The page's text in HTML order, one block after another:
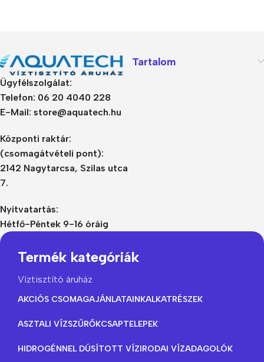
Ügyfélszolgálat:
Telefon: 06 20 4040 228
E-Mail: store@aquatech.hu
Központi raktár:
(csomagátvételi pont):
2142 Nagytarcsa, Szilas utca
7.
Nyitvatartás:
Hétfő-Péntek 9-16 óráig
Tartalom
Termék kategóriák
Víztisztító áruház
AKCIÓS CSOMAGAJÁNLATAINKALKATRÉSZEK
ASZTALI VÍZSZŰRŐKCSAPTELEPEK
HIDROGÉNNEL DÚSÍTOTT VÍZIRODAI VÍZADAGOLÓK